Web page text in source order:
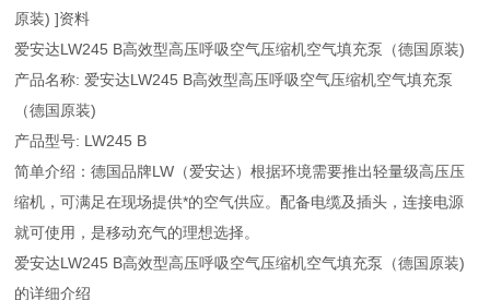
原装) ]资料
爱安达LW245 B高效型高压呼吸空气压缩机空气填充泵（德国原装)
产品名称: 爱安达LW245 B高效型高压呼吸空气压缩机空气填充泵
（德国原装)
产品型号: LW245 B
简单介绍：德国品牌LW（爱安达）根据环境需要推出轻量级高压压
缩机，可满足在现场提供*的空气供应。配备电缆及插头，连接电源
就可使用，是移动充气的理想选择。
爱安达LW245 B高效型高压呼吸空气压缩机空气填充泵（德国原装)
的详细介绍